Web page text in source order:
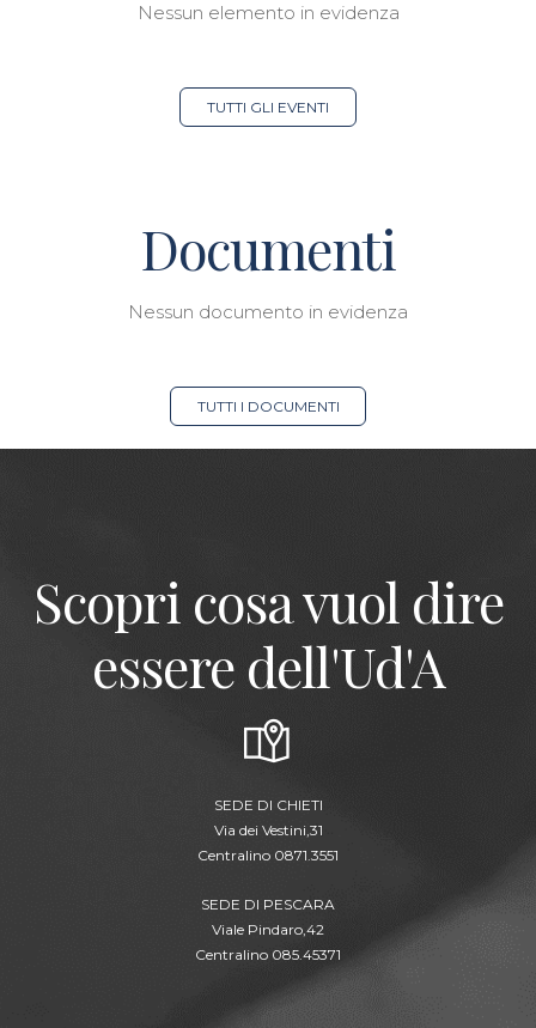
Nessun elemento in evidenza
TUTTI GLI EVENTI
Documenti
Nessun documento in evidenza
TUTTI I DOCUMENTI
Scopri cosa vuol dire
essere dell'Ud'A
SEDE DI CHIETI
Via dei Vestini,31
Centralino 0871.3551
SEDE DI PESCARA
Viale Pindaro,42
Centralino 085.45371